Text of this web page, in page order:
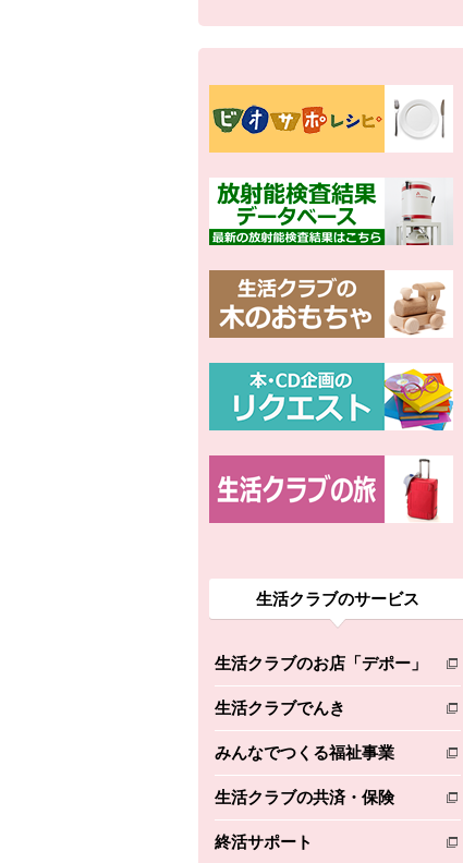
生活クラブのサービス
生活クラブのお店「デポー」
別のウィンドウで開きます。
生活クラブでんき
別のウィンドウで開きます。
みんなでつくる福祉事業
別のウィンドウで開きます。
生活クラブの共済・保険
別のウィンドウで開きます。
終活サポート
別のウィンドウで開きます。